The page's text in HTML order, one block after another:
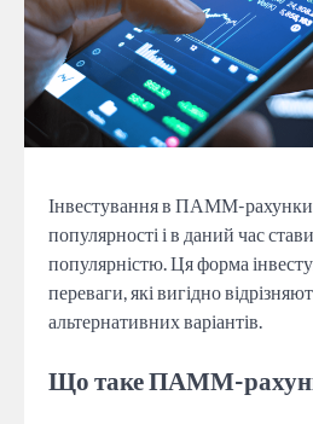
Інвестування в ПАММ-рахунки
популярності і в даний час
популярністю. Ця форма
переваги, які вигідно
альтернативних варіантів.
Що таке ПАММ-